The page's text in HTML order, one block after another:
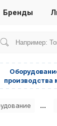
Бренды
производства
...